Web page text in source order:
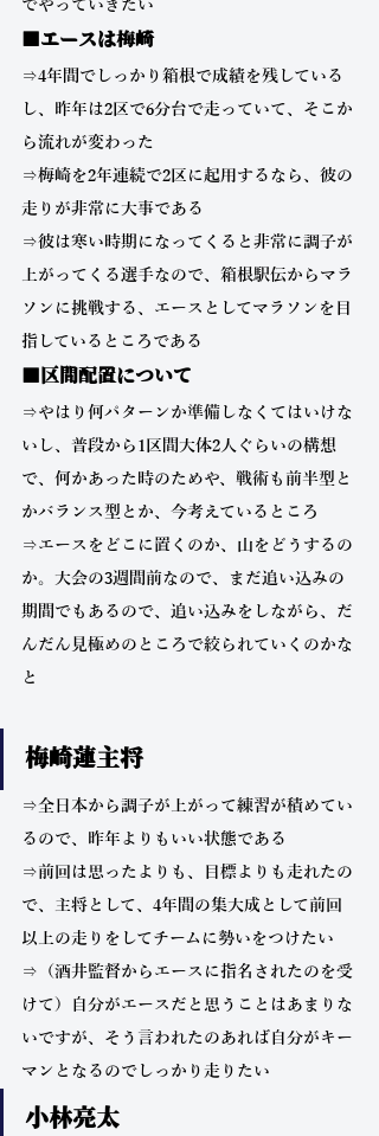
でやっていきたい
■エースは梅崎
⇒4年間でしっかり箱根で成績を残している
し、昨年は2区で6分台で走っていて、そこか
ら流れが変わった
⇒梅崎を2年連続で2区に起用するなら、彼の
走りが非常に大事である
⇒彼は寒い時期になってくると非常に調子が
上がってくる選手なので、箱根駅伝からマラ
ソンに挑戦する、エースとしてマラソンを目
指しているところである
■区間配置について
⇒やはり何パターンか準備しなくてはいけな
いし、普段から1区間大体2人ぐらいの構想
で、何かあった時のためや、戦術も前半型と
かバランス型とか、今考えているところ
⇒エースをどこに置くのか、山をどうするの
か。大会の3週間前なので、まだ追い込みの
期間でもあるので、追い込みをしながら、だ
んだん見極めのところで絞られていくのかな
と
梅崎蓮主将
⇒全日本から調子が上がって練習が積めてい
るので、昨年よりもいい状態である
⇒前回は思ったよりも、目標よりも走れたの
で、主将として、4年間の集大成として前回
以上の走りをしてチームに勢いをつけたい
⇒（酒井監督からエースに指名されたのを受
けて）自分がエースだと思うことはあまりな
いですが、そう言われたのあれば自分がキー
マンとなるのでしっかり走りたい
小林亮太